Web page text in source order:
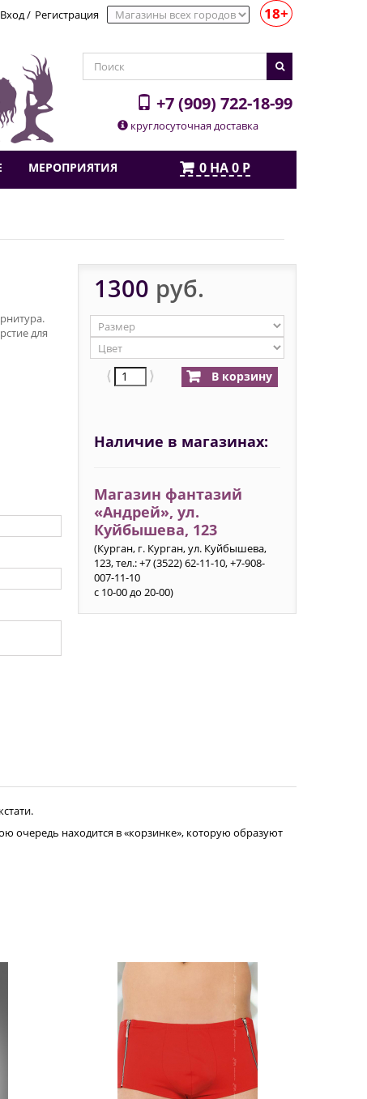
Вход/ Регистрация 18+
+7 (909) 722-18-99
круглосуточная доставка
МЕРОПРИЯТИЯ 0 НА0 Р
для
1300 руб.
⟨ ⟩ В корзину
Наличие в магазинах:
Магазин фантазий
«Андрей», ул.
Куйбышева, 123
(Курган, г. Курган, ул. Куйбышева,
123, тел.: +7 (3522) 62-11-10, +7-908-
007-11-10
с 10-00 до 20-00)
очередь находится в «корзинке», которую образуют